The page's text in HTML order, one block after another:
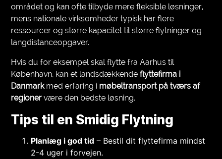
området og kan ofte tilbyde mere fleksible løsninger,
mens nationale virksomheder typisk har flere
ressourcer og større kapacitet til større flytninger og
langdistanceopgaver.
Hvis du for eksempel skal flytte fra Aarhus til
København, kan et landsdækkendeflyttefirma i
Danmarkmed erfaring i møbeltransport på tværs af
regioner være den bedste løsning.
Tips til en Smidig Flytning
Planlæg i god tid – Bestil dit flyttefirma mindst
2-4 uger i forvejen.